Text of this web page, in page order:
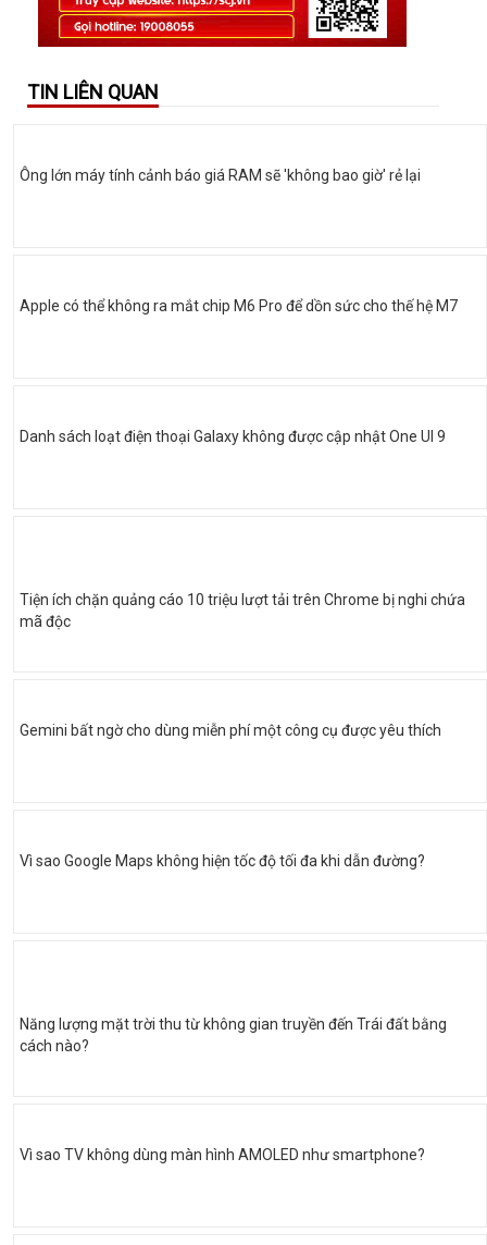
TIN LIÊN QUAN
Ông lớn máy tính cảnh báo giá RAM sẽ 'không bao giờ' rẻ lại
Apple có thể không ra mắt chip M6 Pro để dồn sức cho thế hệ M7
Danh sách loạt điện thoại Galaxy không được cập nhật One UI 9
Tiện ích chặn quảng cáo 10 triệu lượt tải trên Chrome bị nghi chứa
mã độc
Gemini bất ngờ cho dùng miễn phí một công cụ được yêu thích
Vì sao Google Maps không hiện tốc độ tối đa khi dẫn đường?
Năng lượng mặt trời thu từ không gian truyền đến Trái đất bằng
cách nào?
Vì sao TV không dùng màn hình AMOLED như smartphone?